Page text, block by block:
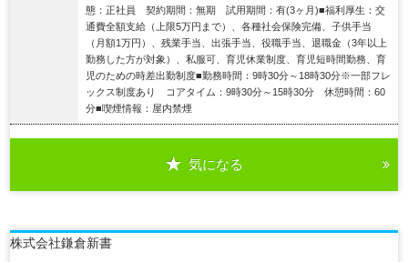
態：正社員 契約期間：無期 試用期間：有(3ヶ月)■福利厚生：交
通費全額支給（上限5万円まで）、各種社会保険完備、子供手当
（月額1万円）、残業手当、出張手当、役職手当、退職金（3年以上
勤務した方が対象）、私服可、育児休業制度、育児短時間勤務、育
児のための時差出勤制度■勤務時間：9時30分～18時30分※一部フレ
ックス制度あり コアタイム：9時30分～15時30分 休憩時間：60
分■喫煙情報：屋内禁煙
気になる
株式会社鎌倉新書